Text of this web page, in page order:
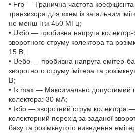
• Fгр — Гранична частота
транзизора для схем із загальним
не менш ніж 450 МГц;
• Uкбо — пробивна напруга колектор-
зворотного струму колектора та
15 В;
• Uебо — пробивна напруга емітер-
зворотного струму імітера та
В;
• Iк max — Максимально допустимий
колектора: 30 мА;
• Iкбо — зворотний струм колектора
колекторний перехід за заданої
базу та розімкнутого виведення